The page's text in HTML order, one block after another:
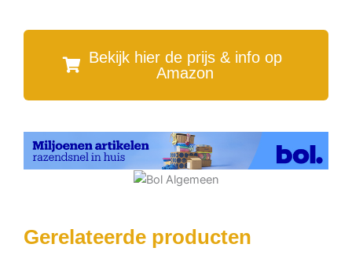
Bekijk hier de prijs & info op
Amazon
Gerelateerde producten